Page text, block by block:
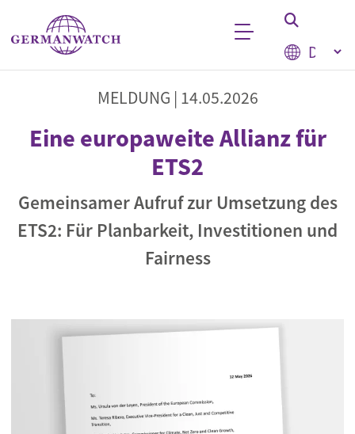
Direkt zum Inhalt
Select
StichwortsucheMELDUNG | 14.05.2026
Eine europaweite Allianz für
ETS2
Gemeinsamer Aufruf zur Umsetzung des
ETS2: Für Planbarkeit, Investitionen und
Fairness